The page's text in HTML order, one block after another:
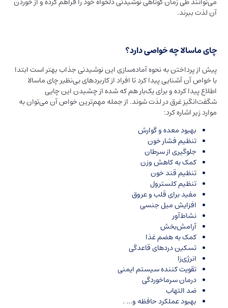
آن لذت ببرند.
چای ماسالا چه خواصی دارد؟
پیش از پرداختن به نحوه آماده‌سازی این نوشیدنی جذاب بهتر است ابتدا
با خواص آن آشنایی پیدا کرد تا افراد از کاربردهای بی‌نظیر چای ماسالا
اطلاع پیدا کرده و برای یک‌بار هم که شده از چشیدن این چایی
شگفت‌انگیز غرق در لذت شوند. از جمله مهم‌ترین خواص آن می‌توان به
موارد زیر اشاره کرد:
بهبود معده و گوارش
تنظیم فشار خون
جلوگیری از سرطان
کمک به کاهش وزن
تنظیم قند خون
تنظیم کلسترول
مفید برای قلب و عروق
افزایش میل جنسی
نشاط‌آور
آرامش‌بخش
کمک به هضم غذا
تسکین دردهای قاعدگی
انرژی‌زا
تقویت کننده سیستم ایمنی
درمان سرماخوردگی
ضد التهاب
بهبود عملکرد حافظه و… .